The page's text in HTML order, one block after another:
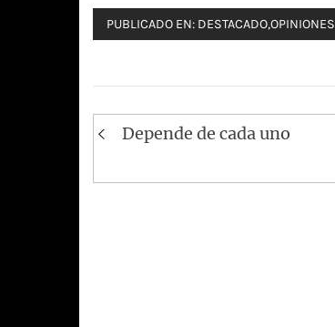
PUBLICADO EN: DESTACADO,OPINIONES
Navegación
entradas
Depende de cada uno